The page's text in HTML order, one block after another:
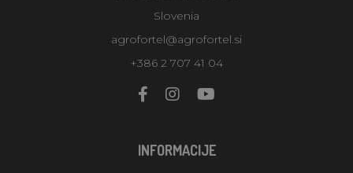
Slovenia
agrofortel@agrofortel.si
+386 2 707 41 04
INFORMACIJE